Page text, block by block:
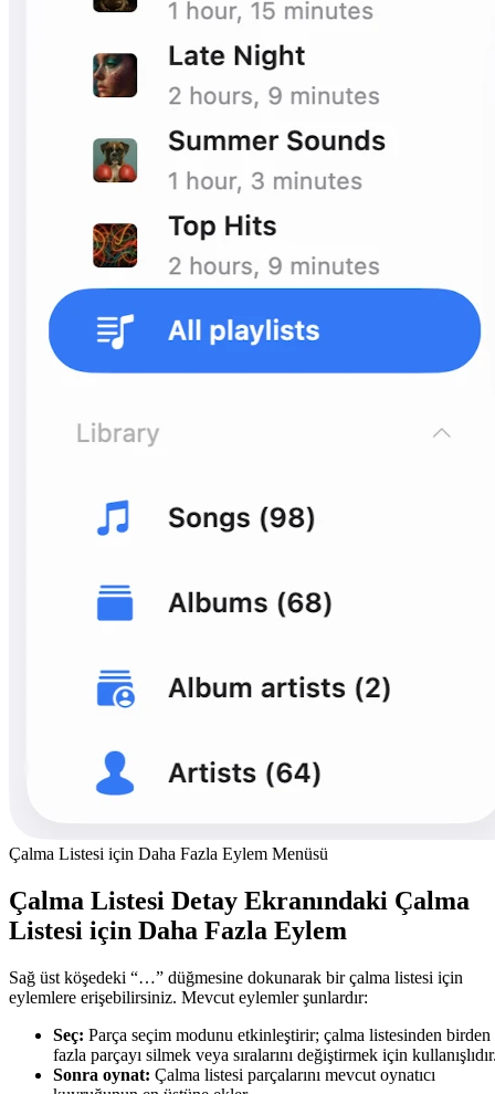
Çalma Listesi için Daha Fazla Eylem Menüsü
Çalma Listesi Detay Ekranındaki Çalma
Listesi için Daha Fazla Eylem
Sağ üst köşedeki “…” düğmesine dokunarak bir çalma listesi için
eylemlere erişebilirsiniz. Mevcut eylemler şunlardır:
Seç: Parça seçim modunu etkinleştirir; çalma listesinden birden
fazla parçayı silmek veya sıralarını değiştirmek için
Sonra oynat: Çalma listesi parçalarını mevcut oynatıcı